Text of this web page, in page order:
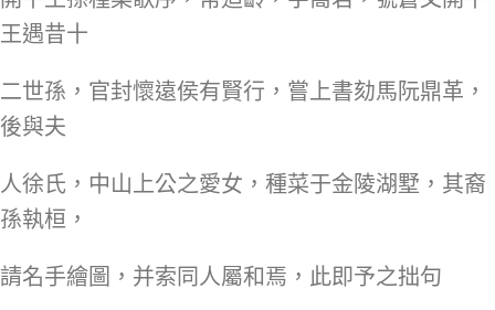
王遇昔十
二世孫，官封懷遠侯有賢行，嘗上書劾馬阮鼎革，
後與夫
人徐氏，中山上公之愛女，種菜于金陵湖墅，其裔
孫執桓，
請名手繪圖，并索同人屬和焉，此即予之拙句